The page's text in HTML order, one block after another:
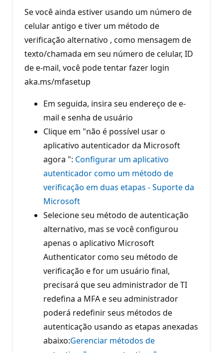
Se você ainda estiver usando um número de
celular antigo e tiver um método de
verificação alternativo , como mensagem de
texto/chamada em seu número de celular, ID
de e-mail, você pode tentar fazer login
aka.ms/mfasetup
Em seguida, insira seu endereço de e-
mail e senha de usuário
Clique em "não é possível usar o
aplicativo autenticador da Microsoft
agora ": Configurar um aplicativo
autenticador como um método de
verificação em duas etapas - Suporte da
Microsoft
Selecione seu método de autenticação
alternativo, mas se você configurou
apenas o aplicativo Microsoft
Authenticator como seu método de
verificação e for um usuário final,
precisará que seu administrador de TI
redefina a MFA e seu administrador
poderá redefinir seus métodos de
autenticação usando as etapas anexadas
abaixo:Gerenciar métodos de